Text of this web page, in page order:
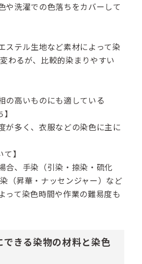
や洗濯での色落ちをカバーして
ステル生地など素材によって染
わるが、比較的染まりやすい
の高いものにも適している
が多く、衣服などの染色に主に
】
合、手染（引染・捺染・硫化
（昇華・ナッセンジャー）など
って染色時間や作業の難易度も
できる染物の材料と染色